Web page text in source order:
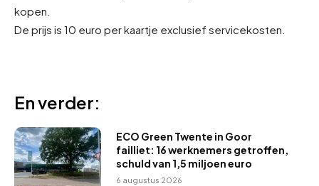
kopen.
De prijs is 10 euro per kaartje exclusief servicekosten.
En verder:
ECO Green Twente in Goor
failliet: 16 werknemers getroffen,
schuld van 1,5 miljoen euro
6 augustus 2026